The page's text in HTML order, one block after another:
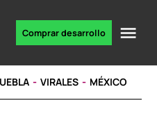
Comprar desarrollo
VIRALES MÉXICO